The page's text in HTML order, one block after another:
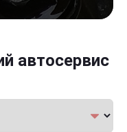
автосервис